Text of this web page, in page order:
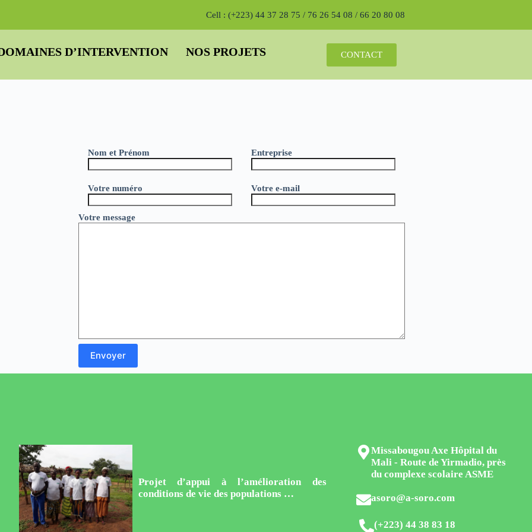
Cell : (+223) 44 37 28 75 / 76 26 54 08 / 66 20 80 08
D’INTERVENTION NOS PROJETS CONTACT
Nom et Prénom Entreprise
Votre numéro Votre e-mail
Votre message
Projet d’appui à l’amélioration des
conditions de vie des populations …
Missabougou Axe Hôpital du
Mali - Route de Yirmadio, près
du complexe scolaire ASME
asoro@a-soro.com
(+223) 44 38 83 18